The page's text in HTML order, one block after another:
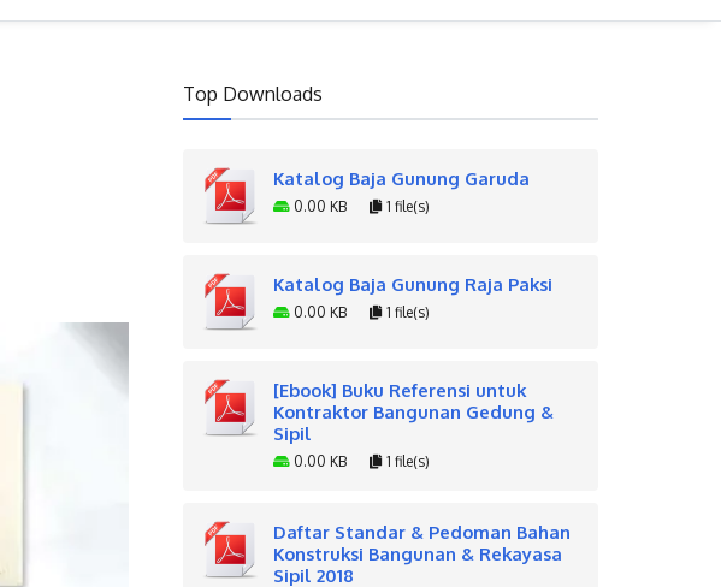
Top Downloads
Katalog Baja Gunung Garuda
0.00 KB 1 file(s)
Katalog Baja Gunung Raja Paksi
0.00 KB 1 file(s)
[Ebook] Buku Referensi untuk
Kontraktor Bangunan Gedung &
Sipil
0.00 KB 1 file(s)
Daftar Standar & Pedoman Bahan
Konstruksi Bangunan & Rekayasa
Sipil 2018